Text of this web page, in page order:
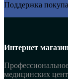
Поддержка
Интернет
медицинских